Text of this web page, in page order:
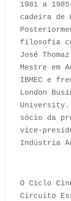
1981 a
cadeira de
filosofia
José
Mestre em
IBMEC e
London
University.
sócio da
vice-
Indústria
O Ciclo
Circuito